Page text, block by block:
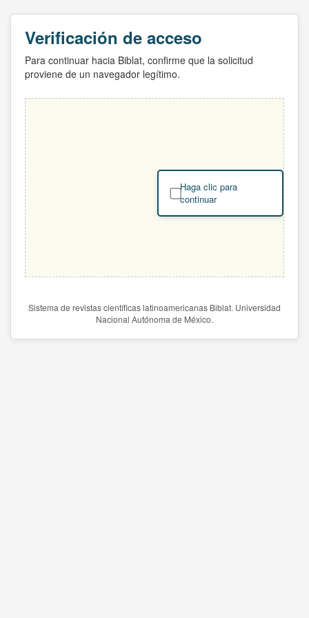
Verificación de acceso
Para continuar hacia Biblat, confirme que la solicitud
proviene de un navegador legítimo.
Haga clic para
continuar
Sistema de revistas científicas latinoamericanas Biblat. Universidad
Nacional Autónoma de México.